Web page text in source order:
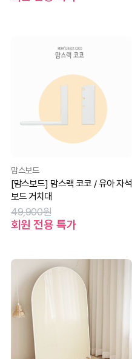
맘스보드
[맘스보드] 맘스랙 코코 / 유아 자석
보드 거치대
49,900원
회원 전용 특가